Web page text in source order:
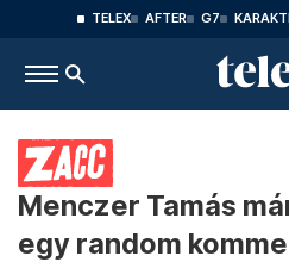
TELEX AFTER G7
Menczer Tamás
egy random